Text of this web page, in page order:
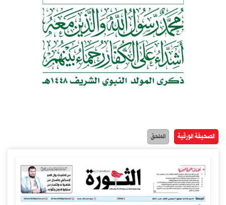
الصحيفة الورقية الملحق